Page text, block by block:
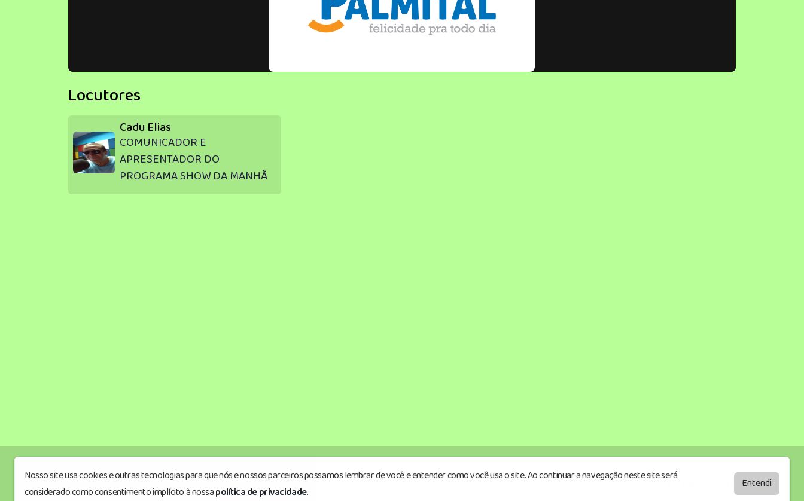
Locutores
Cadu Elias
COMUNICADOR E
APRESENTADOR DO
PROGRAMA SHOW DA MANHÃ
Nosso site usa cookies e outras tecnologias para que nós e nossos parceiros possamos lembrar de você e entender como você usa o site. Ao continuar a navegação neste site será
considerado como consentimento implícito à nossapolítica de privacidade.
Entendi
Radiopalmitalnews© Todos os direitos reservados. by